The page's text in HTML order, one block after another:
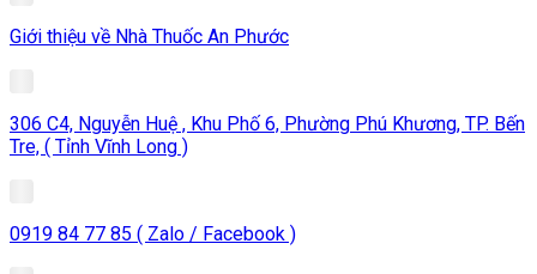
Giới thiệu về Nhà Thuốc An Phước
306 C4, Nguyễn Huệ , Khu Phố 6, Phường Phú Khương, TP. Bến
Tre, ( Tỉnh Vĩnh Long )
0919 84 77 85 ( Zalo / Facebook )